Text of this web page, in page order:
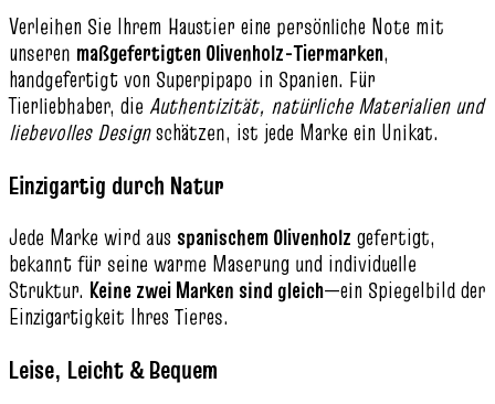
Verleihen Sie Ihrem Haustier eine persönliche Note mit
unseren maßgefertigten Olivenholz-Tiermarken,
handgefertigt von Superpipapo in Spanien. Für
Tierliebhaber, die Authentizität, natürliche Materialien und
liebevolles Designschätzen, ist jede Marke ein Unikat.
Einzigartig durch Natur
Jede Marke wird aus spanischem Olivenholz gefertigt,
bekannt für seine warme Maserung und individuelle
Struktur. Keine zwei Marken sind gleich—ein Spiegelbild der
Einzigartigkeit Ihres Tieres.
Leise, Leicht & Bequem